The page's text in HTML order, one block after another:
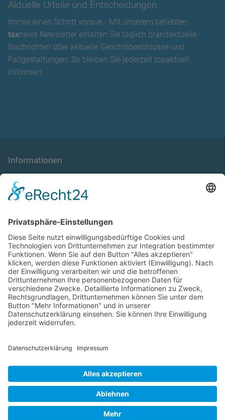
Aktuelle Urteile und Entscheidungen
Immer einen Schritt voraus - Mit unserem beliebten
taxnews Newsletter erhalten Sie täglich brandaktuelle
Nachrichten über aktuelle Gerichtsbeschlüsse und
Fallgestaltungen. So bleiben Sie jederzeit topaktuell
informiert.
Informationen
Allgemeine Geschäftsbedingungen
Datenschutzerklärung
Unser Seminarangebot
Seminarreihen
Seminare
Webinare
Referenten
Neuigkeiten
Newsletter
News